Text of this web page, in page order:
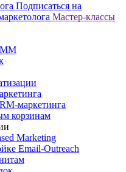
Подписаться на
Мастер-классы
маркетинга
корзинам
Marketing
Email-Outreach